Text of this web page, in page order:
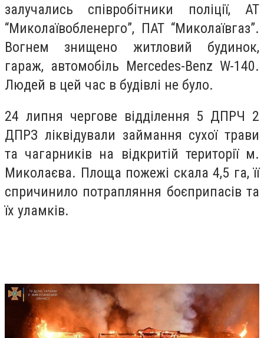
залучались співробітники поліції, АТ
“Миколаївобленерго”, ПАТ “Миколаївгаз”.
Вогнем знищено житловий будинок,
гараж, автомобіль Mercedes-Benz W-140.
Людей в цей час в будівлі не було.
24 липня чергове відділення 5 ДПРЧ 2
ДПРЗ ліквідували займання сухої трави
та чагарників на відкритій території м.
Миколаєва. Площа пожежі скала 4,5 га, її
спричинило потрапляння боєприпасів та
їх уламків.